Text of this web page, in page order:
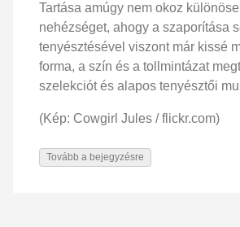
Tartása amúgy nem okoz
nehézséget, ahogy a szaporítása
tenyésztésével viszont már kissé
forma, a szín és a tollmintázat
szelekciót és alapos tenyésztői
(Kép: Cowgirl Jules / flickr.com)
Tovább a bejegyzésre